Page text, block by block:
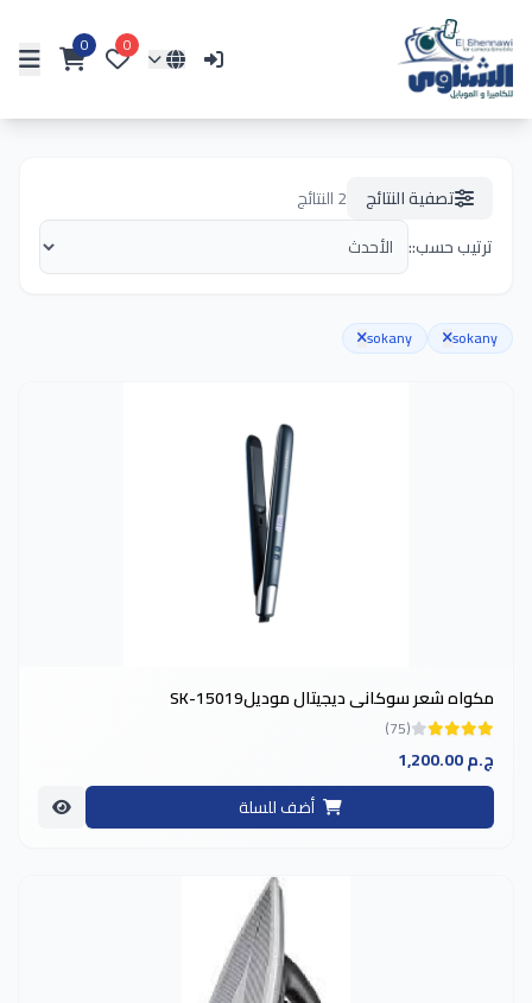
0
0
تصفية النتائج 2النتائج
ترتيب حسب::
sokany
sokany
مكواه شعر سوكاني ديجيتال موديلSK-15019
(75)
1,200.00 ج.م
أضف للسلة